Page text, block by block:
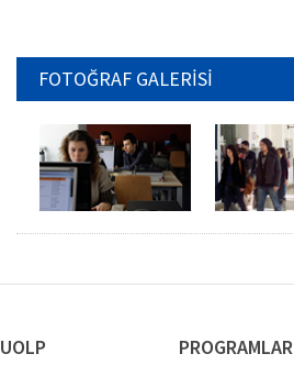
FOTOĞRAF GALERİSİ
UOLP PROGRAMLAR